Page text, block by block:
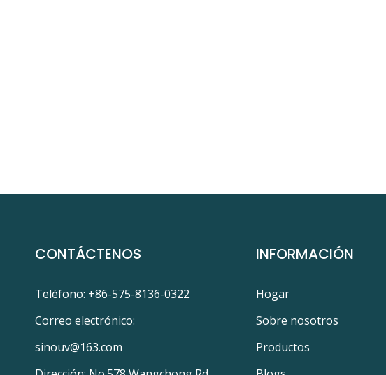
CONTÁCTENOS
Teléfono: +86-575-8136-0322
Correo electrónico:
sinouv@163.com
INFORMACIÓN
Hogar
Sobre nosotros
Productos